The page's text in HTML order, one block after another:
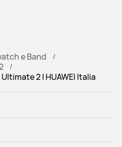
e Band
2 | HUAWEI Italia